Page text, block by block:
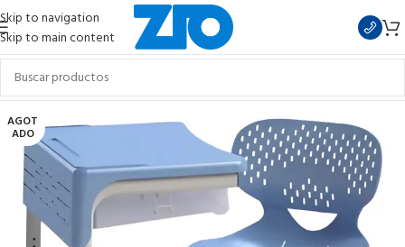
Skip to navigation
Skip to main content
AGOT
ADO